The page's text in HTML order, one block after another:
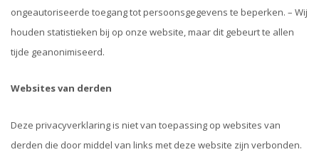
ongeautoriseerde toegang tot persoonsgegevens te beperken. – Wij
houden statistieken bij op onze website, maar dit gebeurt te allen
tijde geanonimiseerd.
Websites van derden
Deze privacyverklaring is niet van toepassing op websites van
derden die door middel van links met deze website zijn verbonden.